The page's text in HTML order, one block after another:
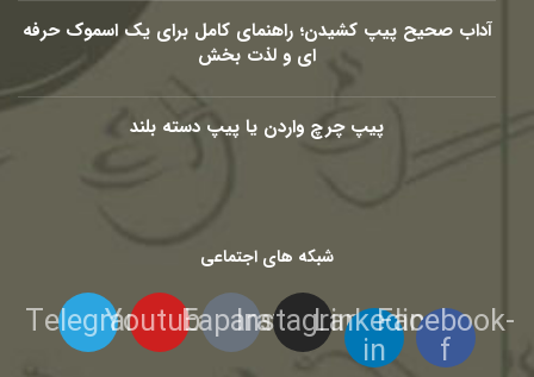
آداب صحیح پیپ کشیدن؛ راهنمای کامل برای یک اسموک حرفه
ای و لذت بخش
پیپ چرچ واردن یا پیپ دسته بلند
شبکه های اجتماعی
Facebook-
f
Linkedin-
in
Instagram
Eaparat
Youtube
Telegram